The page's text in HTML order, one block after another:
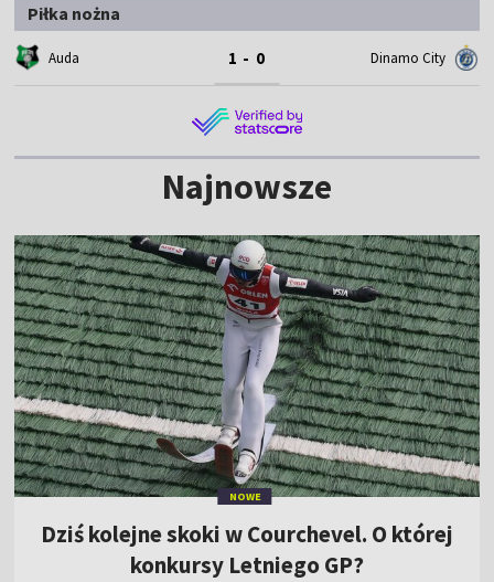
Piłka nożna
Auda 1 - 0 Dinamo City
Najnowsze
NOWE
Dziś kolejne skoki w Courchevel. O której
konkursy Letniego GP?